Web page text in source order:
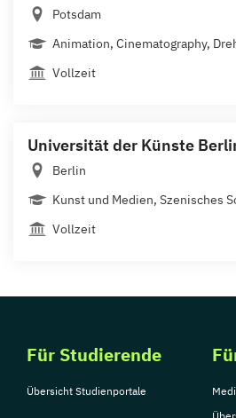
Potsdam
Animation, Cinematography,
Vollzeit
Universität der Künste
Berlin
Kunst und Medien, Szenisches
Vollzeit
Für Studierende
Übersicht Studienportale